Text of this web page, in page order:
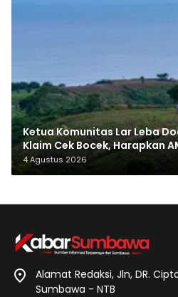
Ketua Komunitas Lar Leba
Klaim Cek Bocek, Harapkan
Makam Leluhur
4 Agustus 2026
Alamat Redaksi, Jln, DR.
Sumbawa - NTB